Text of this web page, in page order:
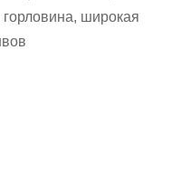
горловина, широкая